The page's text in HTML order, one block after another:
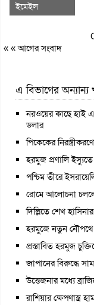
ইমেইল
« «আগের সংবাদ
এ বিভাগের
নরওয়ের কাছে হাই
ডলার
পিকেকের
হরমুজ প্রণালি
পশ্চিম তীরে
রোমে আলোচনা
দিল্লিতে শেখ
হরমুজে নতুন নৌপথে
প্রস্তাবিত হরমুজ
জাপানের বিরুদ্ধে
উত্তেজনার মধ্যে
রাশিয়ার